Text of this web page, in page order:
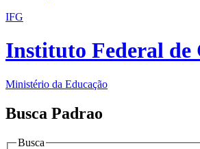
IFG
Instituto Federal de
Ministério da Educação
Busca Padrao
Busca